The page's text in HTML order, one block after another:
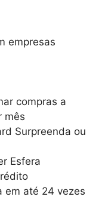
empresas
compras a
mês
Surpreenda ou
Esfera
em até 24 vezes